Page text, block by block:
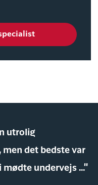
utrolig
det bedste var
undervejs ..."